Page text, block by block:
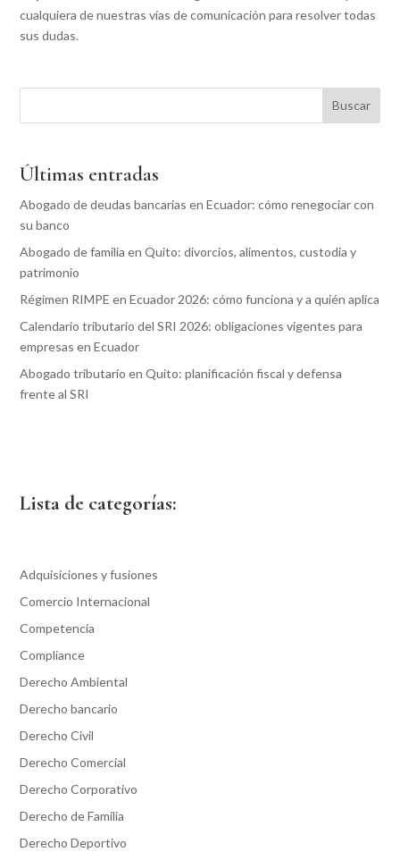
cualquiera de nuestras vías de comunicación para resolver todas
sus dudas.
Buscar
Últimas entradas
Abogado de deudas bancarias en Ecuador: cómo renegociar con
su banco
Abogado de familia en Quito: divorcios, alimentos, custodia y
patrimonio
Régimen RIMPE en Ecuador 2026: cómo funciona y a quién aplica
Calendario tributario del SRI 2026: obligaciones vigentes para
empresas en Ecuador
Abogado tributario en Quito: planificación fiscal y defensa
frente al SRI
Lista de categorías:
Adquisiciones y fusiones
Comercio Internacional
Competencia
Compliance
Derecho Ambiental
Derecho bancario
Derecho Civil
Derecho Comercial
Derecho Corporativo
Derecho de Familia
Derecho Deportivo